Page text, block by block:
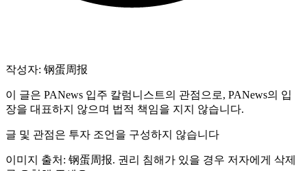
작성자: 钢蛋周报
이 글은 PANews 입주 칼럼니스트의 관점으로, PANews의 입
장을 대표하지 않으며 법적 책임을 지지 않습니다.
글 및 관점은 투자 조언을 구성하지 않습니다
이미지 출처: 钢蛋周报. 권리 침해가 있을 경우 저자에게 삭제